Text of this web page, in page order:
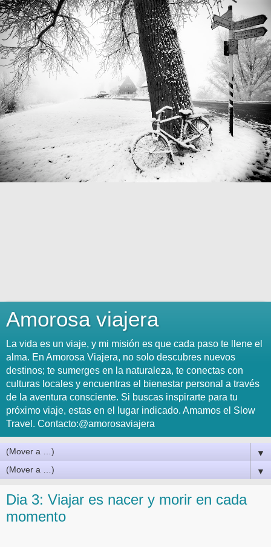
Amorosa viajera
La vida es un viaje, y mi misión es que cada paso te llene el
alma. En Amorosa Viajera, no solo descubres nuevos
destinos; te sumerges en la naturaleza, te conectas con
culturas locales y encuentras el bienestar personal a través
de la aventura consciente. Si buscas inspirarte para tu
próximo viaje, estas en el lugar indicado. Amamos el Slow
Travel. Contacto:@amorosaviajera
▼
▼
Dia 3: Viajar es nacer y morir en cada
momento